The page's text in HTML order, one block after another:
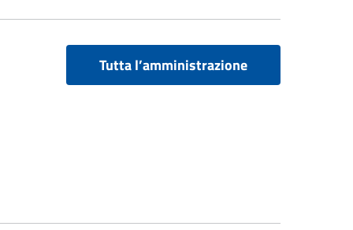
Tutta l’amministrazione